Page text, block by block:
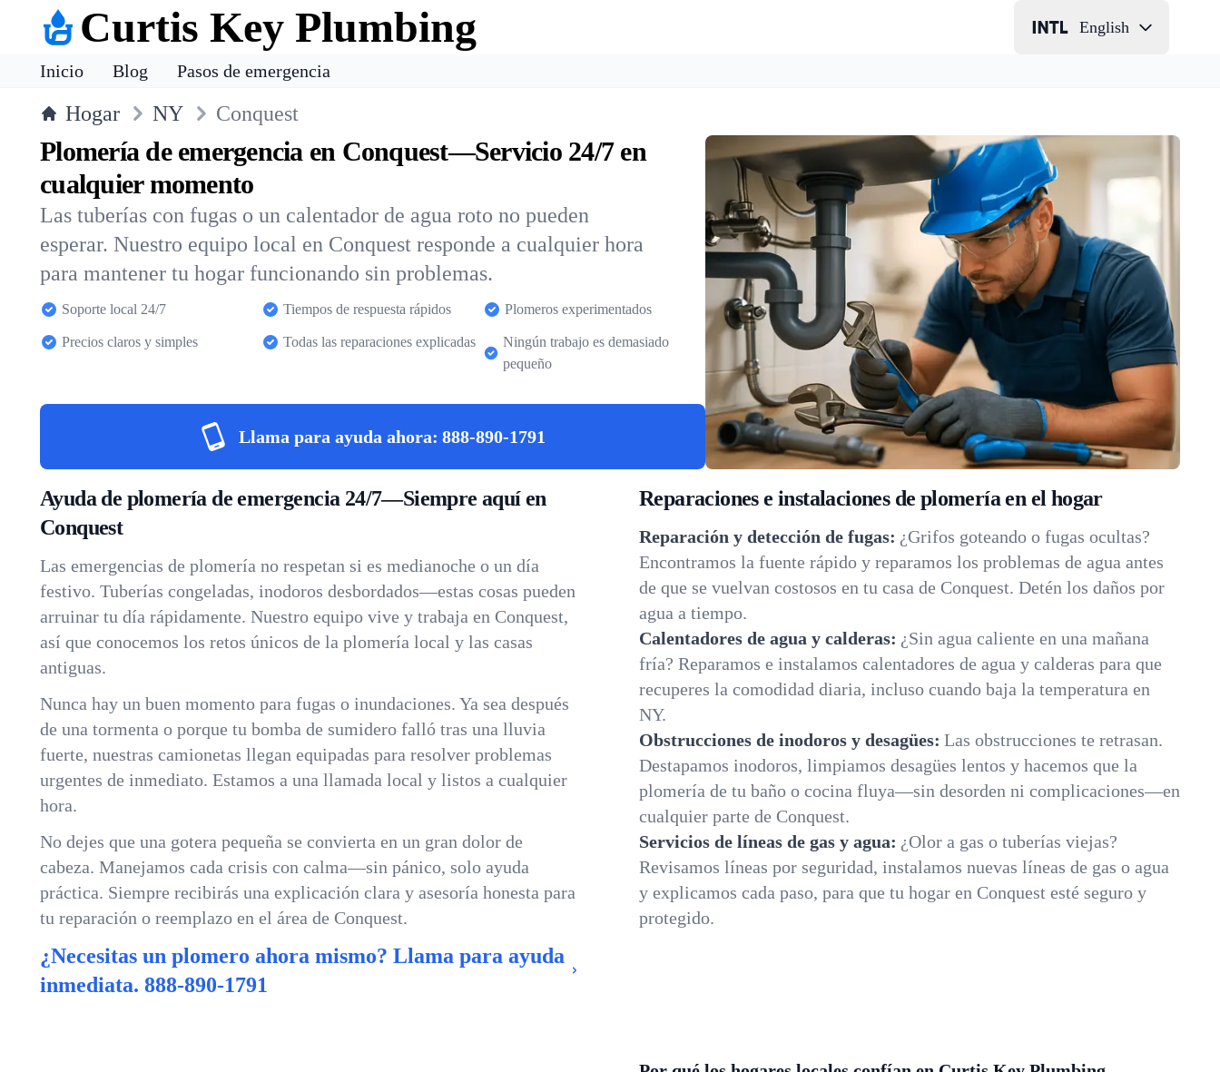
Curtis Key Plumbing English
Inicio Blog Pasos de emergencia
Hogar NY Conquest
Plomería de emergencia en Conquest—Servicio 24/7 en
cualquier momento
Las tuberías con fugas o un calentador de agua roto no pueden
esperar. Nuestro equipo local en Conquest responde a cualquier hora
para mantener tu hogar funcionando sin problemas.
Soporte local 24/7 Tiempos de respuesta rápidos Plomeros experimentados
Precios claros y simples Todas las reparaciones explicadas
Ningún trabajo es demasiado
pequeño
Llama para ayuda ahora: 888-890-1791
Ayuda de plomería de emergencia 24/7—Siempre aquí en
Conquest
Las emergencias de plomería no respetan si es medianoche o un día
festivo. Tuberías congeladas, inodoros desbordados—estas cosas pueden
arruinar tu día rápidamente. Nuestro equipo vive y trabaja en Conquest,
así que conocemos los retos únicos de la plomería local y las casas
antiguas.
Nunca hay un buen momento para fugas o inundaciones. Ya sea después
de una tormenta o porque tu bomba de sumidero falló tras una lluvia
fuerte, nuestras camionetas llegan equipadas para resolver problemas
urgentes de inmediato. Estamos a una llamada local y listos a cualquier
hora.
No dejes que una gotera pequeña se convierta en un gran dolor de
cabeza. Manejamos cada crisis con calma—sin pánico, solo ayuda
práctica. Siempre recibirás una explicación clara y asesoría honesta para
tu reparación o reemplazo en el área de Conquest.
¿Necesitas un plomero ahora mismo? Llama para ayuda
inmediata. 888-890-1791
Reparaciones e instalaciones de plomería en el hogar
Reparación y detección de fugas: ¿Grifos goteando o fugas ocultas?
Encontramos la fuente rápido y reparamos los problemas de agua antes
de que se vuelvan costosos en tu casa de Conquest. Detén los daños por
agua a tiempo.
Calentadores de agua y calderas: ¿Sin agua caliente en una mañana
fría? Reparamos e instalamos calentadores de agua y calderas para que
recuperes la comodidad diaria, incluso cuando baja la temperatura en
NY.
Obstrucciones de inodoros y desagües: Las obstrucciones te retrasan.
Destapamos inodoros, limpiamos desagües lentos y hacemos que la
plomería de tu baño o cocina fluya—sin desorden ni complicaciones—en
cualquier parte de Conquest.
Servicios de líneas de gas y agua: ¿Olor a gas o tuberías viejas?
Revisamos líneas por seguridad, instalamos nuevas líneas de gas o agua
y explicamos cada paso, para que tu hogar en Conquest esté seguro y
protegido.